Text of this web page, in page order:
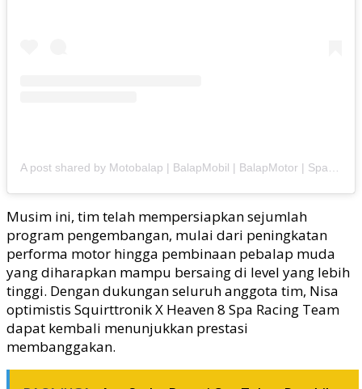
Musim ini, tim telah mempersiapkan sejumlah
program pengembangan, mulai dari peningkatan
performa motor hingga pembinaan pebalap muda
yang diharapkan mampu bersaing di level yang lebih
tinggi. Dengan dukungan seluruh anggota tim, Nisa
optimistis Squirttronik X Heaven 8 Spa Racing Team
dapat kembali menunjukkan prestasi
membanggakan.